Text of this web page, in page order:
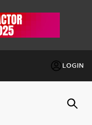
LOGIN
FACTOR